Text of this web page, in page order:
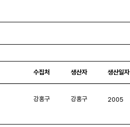
수집처 생산자 생산일자
강홍구 강홍구 2005